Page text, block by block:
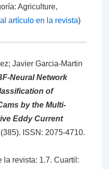
Agriculture,
artículo en la revista)
Javier Garcia-Martin
Neural Network
of
by the Multi-
Eddy Current
ISSN: 2075-4710.
la revista: 1.7. Cuartil: